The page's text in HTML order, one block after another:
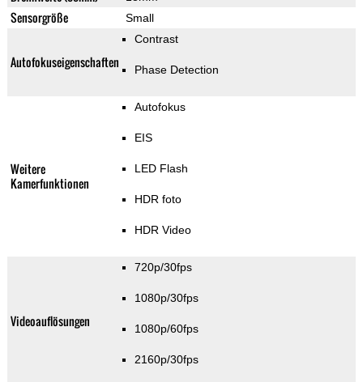
Sensorgröße Small
Autofokuseigenschaften
Contrast
Phase Detection
Weitere
Kamerfunktionen
Autofokus
EIS
LED Flash
HDR foto
HDR Video
Videoauflösungen
720p/30fps
1080p/30fps
1080p/60fps
2160p/30fps